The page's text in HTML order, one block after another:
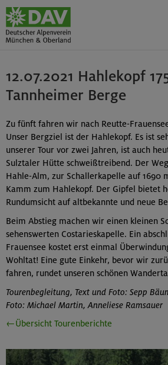
12.07.2021 Hahlekopf
Tannheimer Berge
Zu fünft fahren wir nach Reutte-
Unser Bergziel ist der Hahlekopf. Es ist
unserer Tour vor zwei Jahren, ist auch
Sulztaler Hütte schweißtreibend. Der
Hahle-Alm, zur Schallerkapelle auf 1690
Kamm zum Hahlekopf. Der Gipfel bietet
Rundumsicht auf altbekannte und neue
Beim Abstieg machen wir einen kleinen
sehenswerten Costarieskapelle. Ein
Frauensee kostet erst einmal
Wohltat! Eine gute Einkehr, bevor wir
fahren, rundet unseren schönen
Tourenbegleitung, Text und Foto: Sepp
Foto: Michael Martin, Anneliese Ramsauer
←Übersicht Tourenberichte